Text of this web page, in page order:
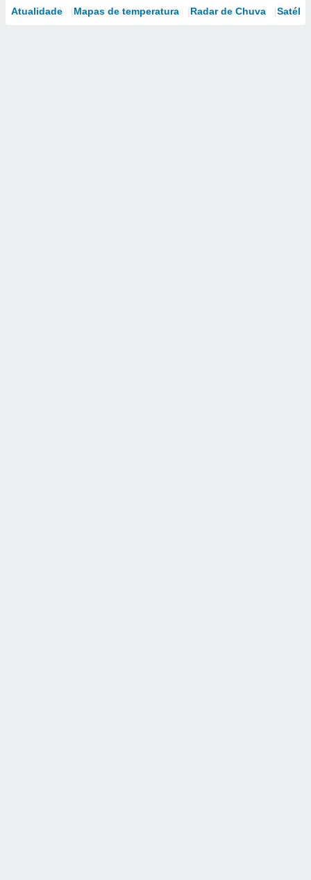
Atualidade Mapas de temperatura Radar de Chuva